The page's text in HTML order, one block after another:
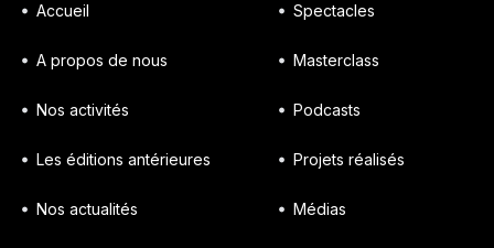
Accueil
A propos de nous
Nos activités
Les éditions antérieures
Nos actualités
Spectacles
Masterclass
Podcasts
Projets réalisés
Médias